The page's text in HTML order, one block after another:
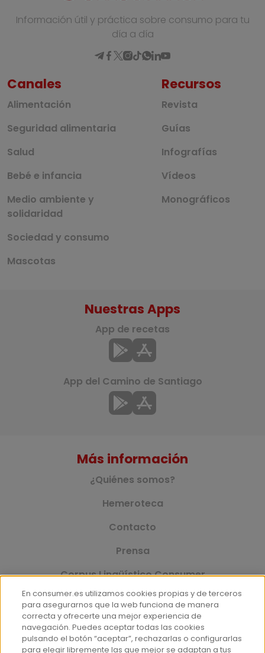
Información útil y práctica sobre consumo para tu
día a día
Canales
Alimentación
Seguridad alimentaria
Salud
Bebé e infancia
Medio ambiente y
solidaridad
Sociedad y consumo
Mascotas
Recursos
Revista
Guías
Infografías
Vídeos
Monográficos
Más información
¿Quiénes somos?
Hemeroteca
Contacto
Prensa
Corpus Lingüístico Consumer
Nuestras Apps
App de recetas
App del Camino de Santiago
© Fundación EROSKI
Aviso legalPolíticas de privacidad
En consumer.es utilizamos cookies propias y de terceros
para asegurarnos que la web funciona de manera
correcta y ofrecerte una mejor experiencia de
navegación. Puedes aceptar todas las cookies
pulsando el botón “aceptar”, rechazarlas o configurarlas
para elegir libremente las que mejor se adaptan a tus